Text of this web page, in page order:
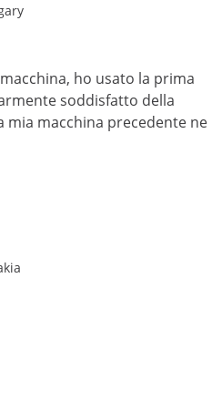
ho usato la prima
soddisfatto della
mia macchina precedente ne